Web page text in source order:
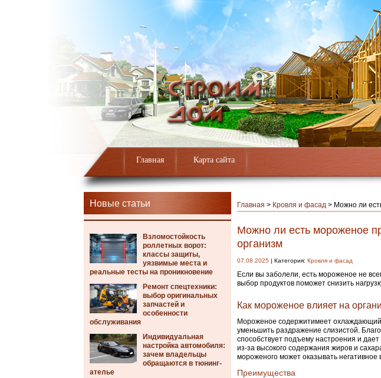
Главная Карта сайта
Новые статьи
Взломостойкость
роллетных ворот:
классы защиты,
уязвимые места и
реальные тесты на проникновение
Ремонт спецтехники:
выбор оригинальных
запчастей и
особенности
обслуживания
Индивидуальная
настройка автомобиля:
зачем владельцы
обращаются в тюнинг-
ателье
Главная > Кровля и фасад > Можно ли
Можно ли есть мороженое
организм
07.08.2025 | Категория: Кровля и фасад
Если вы заболели, есть мороженое не
выбор продуктов поможет снизить
Как мороженое влияет на
Мороженое содержитимеет охлаждающий
уменьшить раздражение слизистой.
способствует подъему настроения и
из-за высокого содержания жиров и
мороженого может оказывать негативное
Преимущества